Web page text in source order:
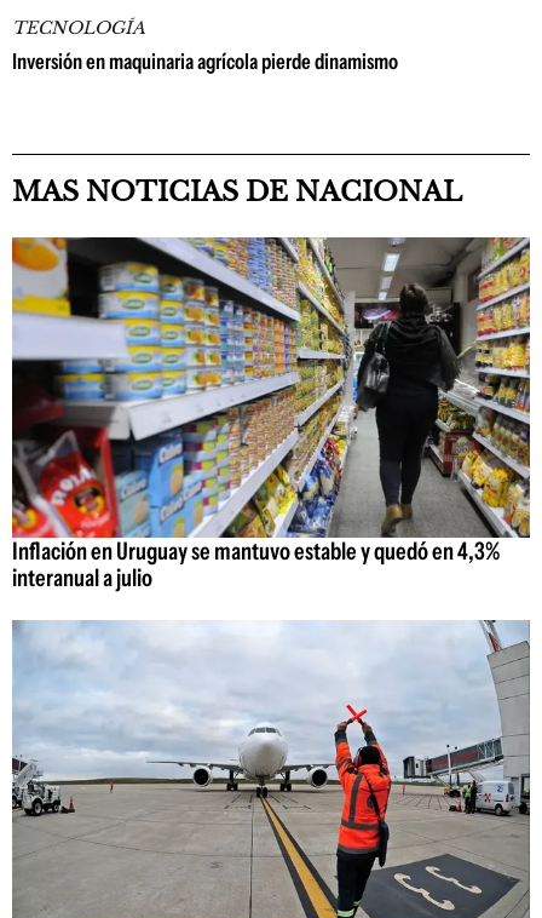
TECNOLOGÍA
Inversión en maquinaria agrícola pierde dinamismo
MAS NOTICIAS DE NACIONAL
Inflación en Uruguay se mantuvo estable y quedó en 4,3%
interanual a julio